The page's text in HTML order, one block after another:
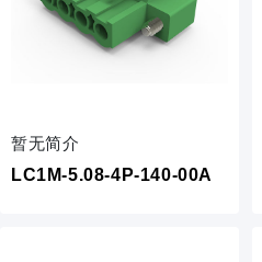
暂无简介
LC1M-5.08-4P-140-00A